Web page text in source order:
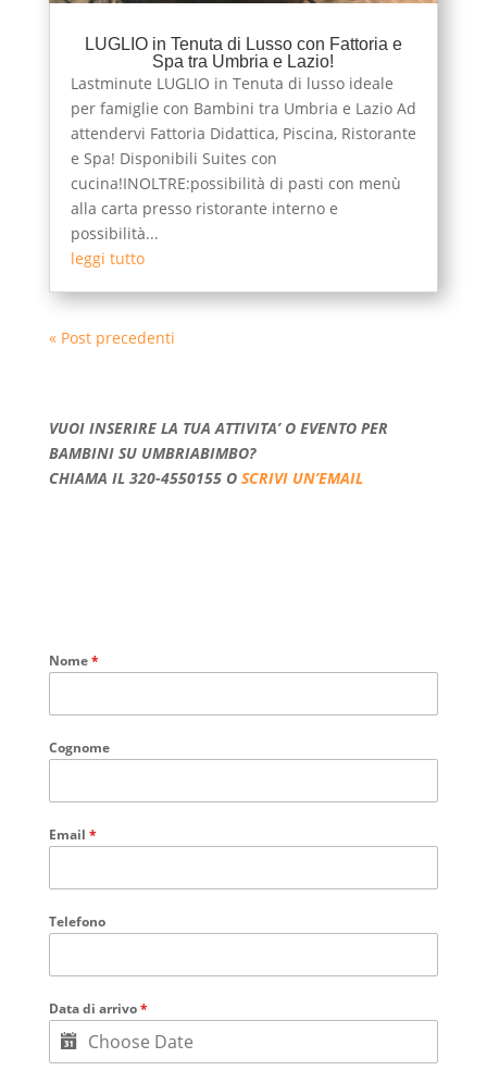
LUGLIO in Tenuta di Lusso con Fattoria e
Spa tra Umbria e Lazio!
Lastminute LUGLIO in Tenuta di lusso ideale
per famiglie con Bambini tra Umbria e Lazio Ad
attendervi Fattoria Didattica, Piscina, Ristorante
e Spa! Disponibili Suites con
cucina!INOLTRE:possibilità di pasti con menù
alla carta presso ristorante interno e
possibilità...
leggi tutto
« Post precedenti
VUOI INSERIRE LA TUA ATTIVITA’ O EVENTO PER
BAMBINI SU UMBRIABIMBO?
CHIAMA IL 320-4550155 O SCRIVI UN’EMAIL
Nome*
Cognome
Email *
Telefono
Data di arrivo*